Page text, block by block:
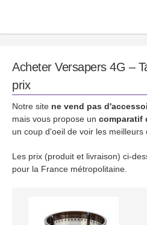
Acheter Versapers 4G –
prix
Notre site ne vend pas
mais vous propose un comparatif
un coup d'oeil de voir les meilleurs
Les prix (produit et livraison) ci-
pour la France métropolitaine.